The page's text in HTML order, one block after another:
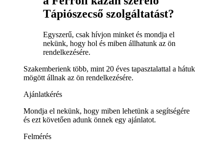
Tápiószecső szolgáltatást?
Egyszerű, csak hívjon minket és mondja el
nekünk, hogy hol és miben állhatunk az ön
rendelkezésére.
Szakemberienk több, mint 20 éves tapasztalattal a hátuk
mögött állnak az ön rendelkezésére.
Ajánlatkérés
Mondja el nekünk, hogy miben lehetünk a segítségére
és ezt követően adunk önnek egy ajánlatot.
Felmérés